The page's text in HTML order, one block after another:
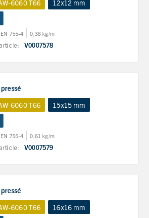
6060 T66
12x12 mm
755-4 0,38 kg/m
V0007578
6060 T66
15x15 mm
755-4 0,61 kg/m
V0007579
6060 T66
16x16 mm